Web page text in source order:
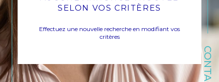
CONTACT
SELON VOS CRITÈRES
Effectuez une nouvelle recherche en modifiant vos
critères